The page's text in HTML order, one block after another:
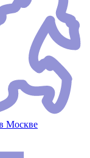
Москве